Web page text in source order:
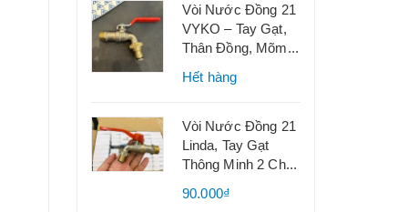
Vòi Nước Đồng 21
VYKO – Tay Gạt,
Thân Đồng, Mõm...
Hết hàng
Vòi Nước Đồng 21
Linda, Tay Gạt
Thông Minh 2 Ch...
90.000₫